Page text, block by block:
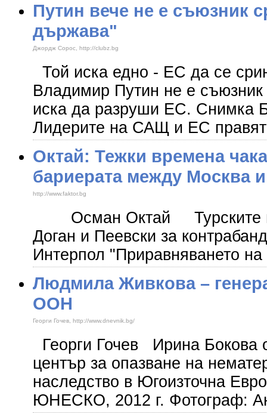
Путин вече не е съюзник
държава"
Джордж Сорос, http://clubz.bg
Той иска едно - ЕС да се
Владимир Путин не е
иска да разруши ЕС.
Лидерите на САЩ и ЕС правят
Октай: Тежки времена
бариерата между Москва
http://www.faktor.bg
Осман Октай Турските
Доган и Пеевски за
Интерпол "Приравняването
Людмила Живкова –
ООН
Георги Гочев, http://www.dnevnik.bg/
Георги Гочев Ирина Бокова
център за опазване на
наследство в Югоизточна
ЮНЕСКО, 2012 г. Фотограф: